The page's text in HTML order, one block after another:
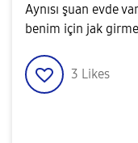
Aynısı şuan evde
benim için jak
3 Likes